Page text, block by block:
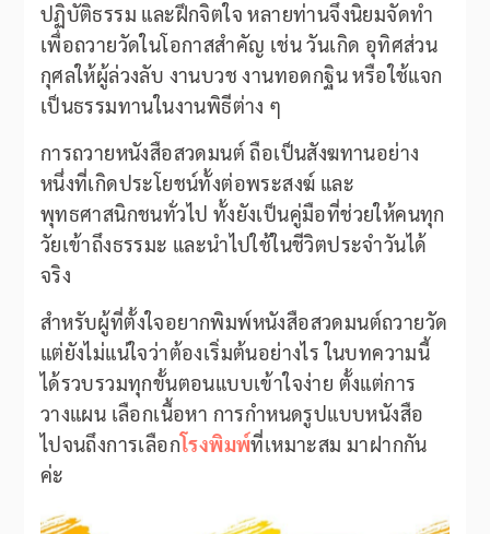
ปฏิบัติธรรม และฝึกจิตใจ หลายท่านจึงนิยมจัดทำ
เพื่อถวายวัดในโอกาสสำคัญ เช่น วันเกิด อุทิศส่วน
กุศลให้ผู้ล่วงลับ งานบวช งานทอดกฐิน หรือใช้แจก
เป็นธรรมทานในงานพิธีต่าง ๆ
การถวายหนังสือสวดมนต์ ถือเป็นสังฆทานอย่าง
หนึ่งที่เกิดประโยชน์ทั้งต่อพระสงฆ์ และ
พุทธศาสนิกชนทั่วไป ทั้งยังเป็นคู่มือที่ช่วยให้คนทุก
วัยเข้าถึงธรรมะ และนำไปใช้ในชีวิตประจำวันได้
จริง
สำหรับผู้ที่ตั้งใจอยากพิมพ์หนังสือสวดมนต์ถวายวัด
แต่ยังไม่แน่ใจว่าต้องเริ่มต้นอย่างไร ในบทความนี้
ได้รวบรวมทุกขั้นตอนแบบเข้าใจง่าย ตั้งแต่การ
วางแผน เลือกเนื้อหา การกำหนดรูปแบบหนังสือ
ไปจนถึงการเลือกโรงพิมพ์ที่เหมาะสม มาฝากกัน
ค่ะ